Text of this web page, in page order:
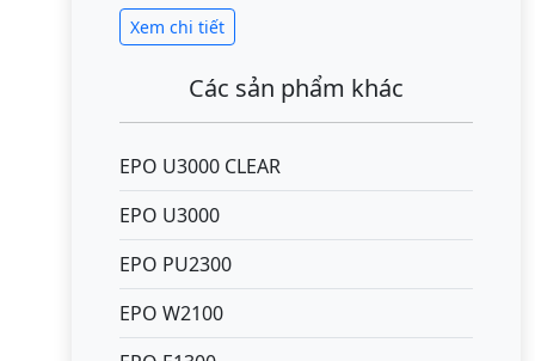
Xem chi tiết
Các sản phẩm khác
EPO U3000 CLEAR
EPO U3000
EPO PU2300
EPO W2100